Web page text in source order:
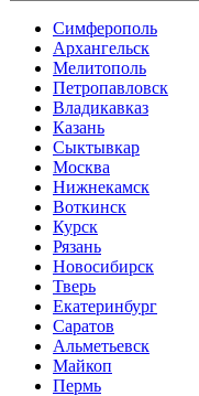
Симферополь
Архангельск
Мелитополь
Петропавловск
Владикавказ
Казань
Сыктывкар
Москва
Нижнекамск
Воткинск
Курск
Рязань
Новосибирск
Тверь
Екатеринбург
Саратов
Альметьевск
Майкоп
Пермь